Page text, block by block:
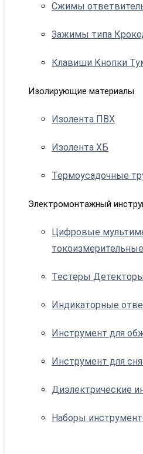
Сжимы
Зажимы типа
Клавиши Кнопки
Изолирующие материалы
Изолента ПВХ
Изолента ХБ
Термоусадочные
Электромонтажный
Цифровые
Тестеры
Индикаторные
Инструмент для
Инструмент для
Диэлектрические
Наборы